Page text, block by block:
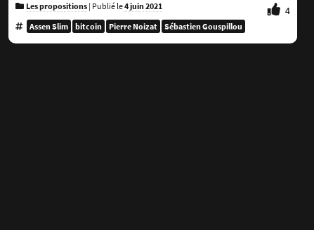
Les propositions | Publié le4 juin 2021 4
Assen Slim bitcoin Pierre Noizat Sébastien Gouspillou